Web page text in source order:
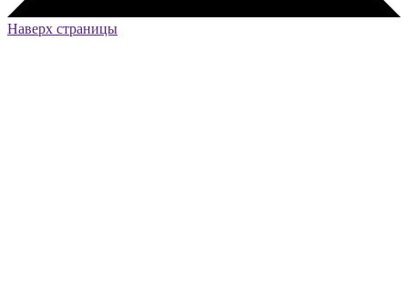
Наверх страницы